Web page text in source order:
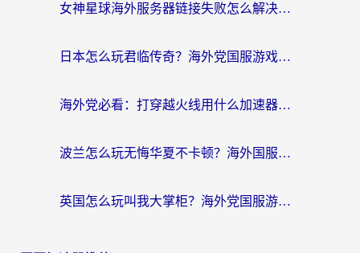
女神星球海外服务器链接失败怎么解决？海外党国服游戏加速避坑指南
日本怎么玩君临传奇？海外党国服游戏加速避坑指南（附菲律宾欧洲玩家实测）
海外党必看：打穿越火线用什么加速器？解决延迟卡顿，还能玩奇妙拼图世界和第五人格
波兰怎么玩无悔华夏不卡顿？海外国服游戏加速器终极指南（附征途2萤火突击解决方案）
英国怎么玩叫我大掌柜？海外党国服游戏加速避坑指南（附实测推荐）